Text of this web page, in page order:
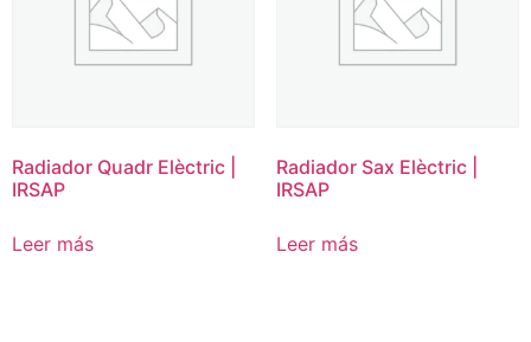
Radiador Quadr Elèctric |
IRSAP
Leer más
Radiador Sax Elèctric |
IRSAP
Leer más